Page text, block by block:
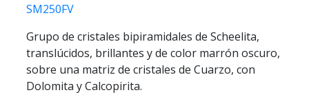
SM250FV
Grupo de cristales bipiramidales de Scheelita,
translúcidos, brillantes y de color marrón oscuro,
sobre una matriz de cristales de Cuarzo, con
Dolomita y Calcopirita.